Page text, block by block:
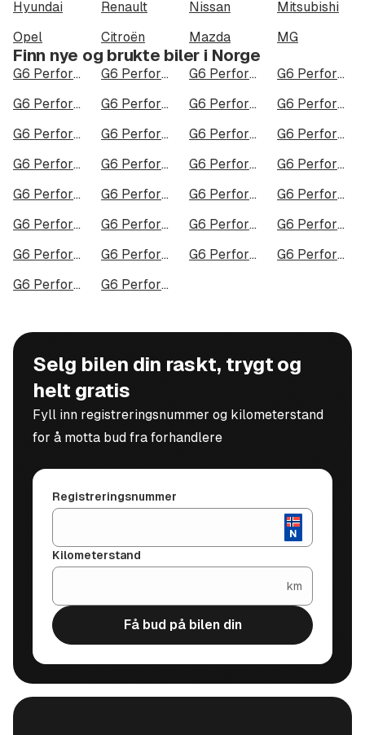
Hyundai Renault Nissan
Mitsubishi
Opel
Citroën Mazda MG
Finn nye og brukte biler i Norge
G6 Performance i Oslo G6 Performance i Bergen G6 Performance i Trondheim
G6 Performance i Stavanger
G6 Performance i Kristiansand
G6 Performance i Fredrikstad G6 Performance i Drammen
G6 Performance i Skien
G6 Performance i Tromsø
G6 Performance i Ålesund G6 Performance i Moss
G6 Performance i Porsgrunn
G6 Performance i Bodø
G6 Performance i Arendal G6 Performance i Hamar
G6 Performance i Larvik
G6 Performance i Halden
G6 Performance i Lillehammer G6 Performance i Molde
G6 Performance i Kongsberg
G6 Performance i Harstad
G6 Performance i Gjøvik G6 Performance i Sarpsborg
G6 Performance i Sandefjord
G6 Performance i Kristiansund
G6 Performance i Tromsdalen G6 Performance i Narvik
G6 Performance i Steinkjer
G6 Performance i Haugesund
G6 Performance i Alta
Selg bilen din raskt, trygt og
helt gratis
Fyll inn registreringsnummer og kilometerstand
for å motta bud fra forhandlere
Registreringsnummer
Kilometerstand
km
Få bud på bilen din